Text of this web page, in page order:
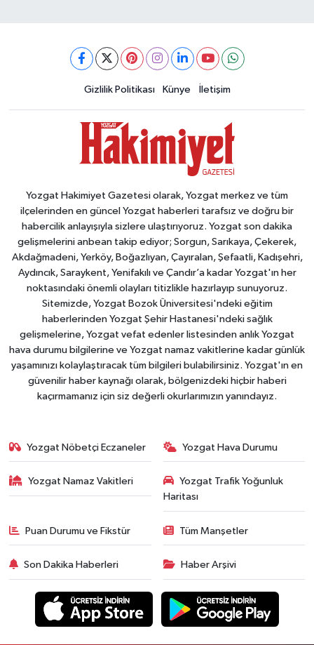
Gizlilik Politikası Künye İletişim
Yozgat Hakimiyet Gazetesi olarak, Yozgat merkez ve tüm
ilçelerinden en güncel Yozgat haberleri tarafsız ve doğru bir
habercilik anlayışıyla sizlere ulaştırıyoruz. Yozgat son dakika
gelişmelerini anbean takip ediyor; Sorgun, Sarıkaya, Çekerek,
Akdağmadeni, Yerköy, Boğazlıyan, Çayıralan, Şefaatli, Kadışehri,
Aydıncık, Saraykent, Yenifakılı ve Çandır’a kadar Yozgat'ın her
noktasındaki önemli olayları titizlikle hazırlayıp sunuyoruz.
Sitemizde, Yozgat Bozok Üniversitesi'ndeki eğitim
haberlerinden Yozgat Şehir Hastanesi'ndeki sağlık
gelişmelerine, Yozgat vefat edenler listesinden anlık Yozgat
hava durumu bilgilerine ve Yozgat namaz vakitlerine kadar günlük
yaşamınızı kolaylaştıracak tüm bilgileri bulabilirsiniz. Yozgat'ın en
güvenilir haber kaynağı olarak, bölgenizdeki hiçbir haberi
kaçırmamanız için siz değerli okurlarımızın yanındayız.
Yozgat Nöbetçi Eczaneler Yozgat Hava Durumu
Yozgat Namaz Vakitleri
Yozgat Trafik Yoğunluk
Haritası
Puan Durumu ve Fikstür Tüm Manşetler
Son Dakika Haberleri Haber Arşivi